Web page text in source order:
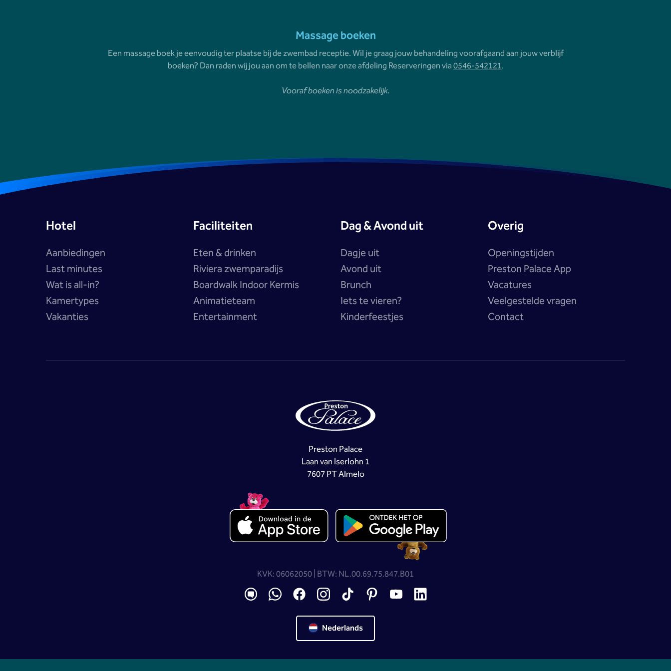
Massage boeken
Een massage boek je eenvoudig ter plaatse bij de zwembad receptie. Wil je graag jouw behandeling voorafgaand aan jouw verblijf
boeken? Dan raden wij jou aan om te bellen naar onze afdeling Reserveringen via0546-542121.
Vooraf boeken is noodzakelijk.
Hotel
Aanbiedingen
Last minutes
Wat is all-in?
Kamertypes
Vakanties
Faciliteiten
Eten & drinken
Riviera zwemparadijs
Boardwalk Indoor Kermis
Animatieteam
Entertainment
Dag & Avond uit
Dagje uit
Avond uit
Brunch
Iets te vieren?
Kinderfeestjes
Overig
Openingstijden
Preston Palace App
Vacatures
Veelgestelde vragen
Contact
Preston Palace
Laan van Iserlohn 1
7607 PT Almelo
KVK: 06062050 | BTW: NL.00.69.75.847.B01
Nederlands